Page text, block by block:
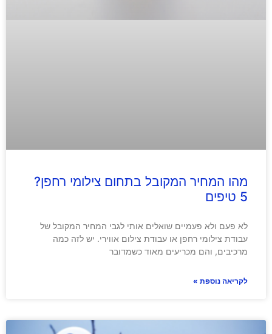
מהו המחיר המקובל בתחום צילומי רחפן?
5 טיפים
לא פעם ולא פעמיים שואלים אותי לגבי המחיר המקובל של
עבודת צילומי רחפן או עבודת צילום אווירי. יש לזה כמה
מרכיבים, והם מכריעים מאוד כשמדובר
לקריאה נוספת »